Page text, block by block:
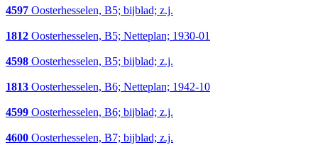
4597 Oosterhesselen, B5; bijblad; z.j.
1812 Oosterhesselen, B5; Netteplan; 1930-01
4598 Oosterhesselen, B5; bijblad; z.j.
1813 Oosterhesselen, B6; Netteplan; 1942-10
4599 Oosterhesselen, B6; bijblad; z.j.
4600 Oosterhesselen, B7; bijblad; z.j.